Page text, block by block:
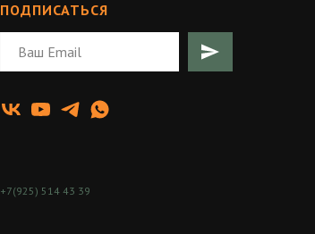
ПОДПИСАТЬСЯ
+7(925) 514 43 39